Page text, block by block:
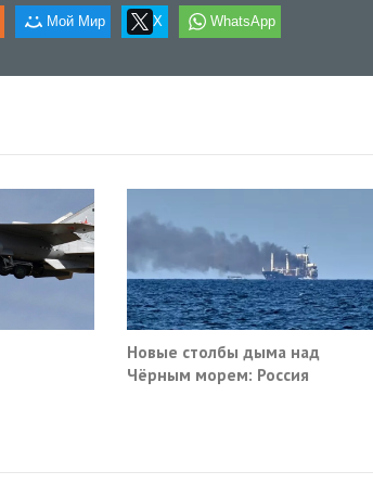
Мой Мир X WhatsApp
Новые столбы дыма над
Чёрным морем: Россия